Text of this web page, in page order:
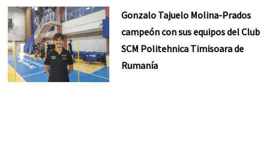
Gonzalo Tajuelo Molina-Prados
campeón con sus equipos del Club
SCM Politehnica Timisoara de
Rumanía